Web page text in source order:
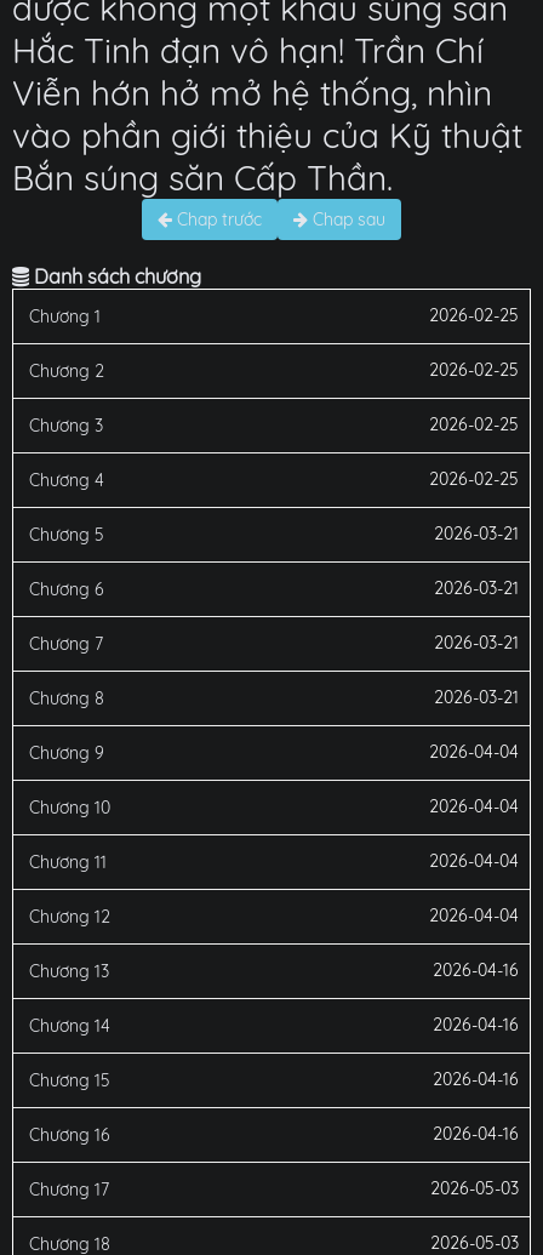
Hắc Tinh đạn vô hạn! Trần Chí
Viễn hớn hở mở hệ thống, nhìn
vào phần giới thiệu của Kỹ thuật
Bắn súng săn Cấp Thần.
Chap trước Chap sau
Danh sách chương
Chương 1 2026-02-25
Chương 2 2026-02-25
Chương 3 2026-02-25
Chương 4 2026-02-25
Chương 5 2026-03-21
Chương 6 2026-03-21
Chương 7 2026-03-21
Chương 8 2026-03-21
Chương 9 2026-04-04
Chương 10 2026-04-04
Chương 11 2026-04-04
Chương 12 2026-04-04
Chương 13 2026-04-16
Chương 14 2026-04-16
Chương 15 2026-04-16
Chương 16 2026-04-16
Chương 17 2026-05-03
Chương 18 2026-05-03